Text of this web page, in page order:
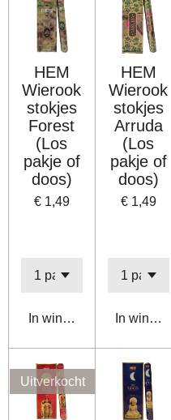
HEM
Wierook
stokjes
Forest
(Los
pakje of
doos)
€ 1,49
In winkelwagen
HEM
Wierook
stokjes
Arruda
(Los
pakje of
doos)
€ 1,49
In
Uitverkocht